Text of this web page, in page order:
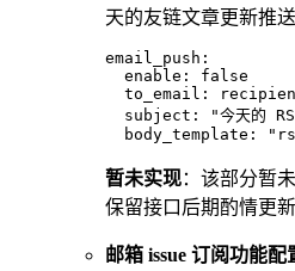
天的友链文章更新推
email_push :
  enable
:
false
  to_email
:
  subject
:
"今天的
  body_template
:
暂未实现：该部分暂
保留接口后期酌情更新
邮箱 issue 订阅功能配